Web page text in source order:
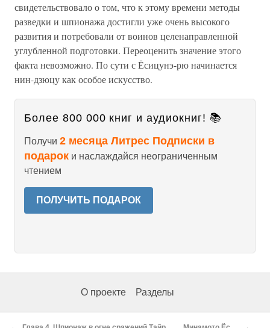
свидетельствовало о том, что к этому времени методы
разведки и шпионажа достигли уже очень высокого
развития и потребовали от воинов целенаправленной
углубленной подготовки. Переоценить значение этого
факта невозможно. По сути с Ёсицунэ-рю начинается
нин-дзюцу как особое искусство.
Более 800 000 книг и аудиокниг! 📚
Получи 2 месяца Литрес Подписки в
подарок и наслаждайся неограниченным
чтением
ПОЛУЧИТЬ ПОДАРОК
О проекте Разделы